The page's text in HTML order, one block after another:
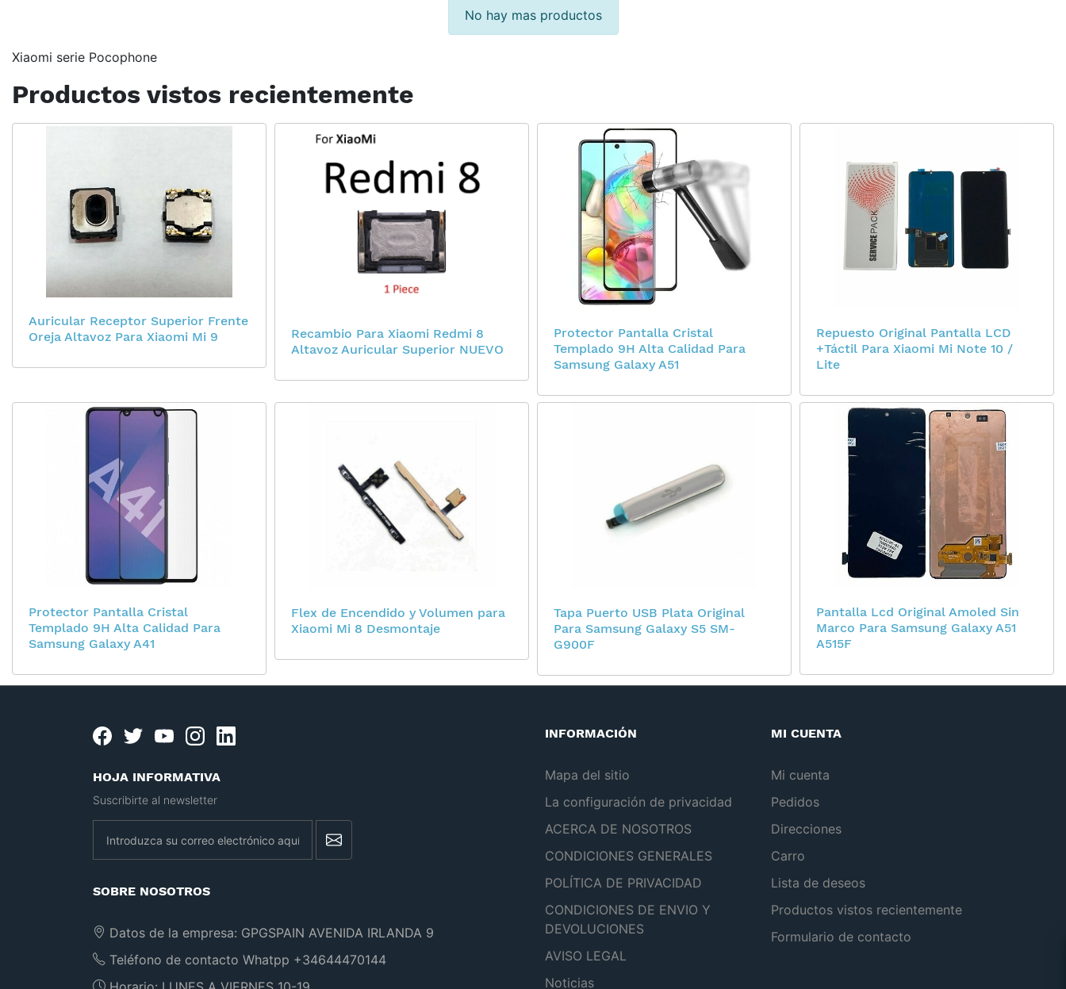
No hay mas productos
Xiaomi serie Pocophone
Productos vistos recientemente
Auricular Receptor Superior Frente
Oreja Altavoz Para Xiaomi Mi 9
Recambio Para Xiaomi Redmi 8
Altavoz Auricular Superior NUEVO
Protector Pantalla Cristal
Templado 9H Alta Calidad Para
Samsung Galaxy A51
Repuesto Original Pantalla LCD
+Táctil Para Xiaomi Mi Note 10 /
Lite
Protector Pantalla Cristal
Templado 9H Alta Calidad Para
Samsung Galaxy A41
Flex de Encendido y Volumen para
Xiaomi Mi 8 Desmontaje
Tapa Puerto USB Plata Original
Para Samsung Galaxy S5 SM-
G900F
Pantalla Lcd Original Amoled Sin
Marco Para Samsung Galaxy A51
A515F
Facebook
twitteryoutubeinstagram
HOJA INFORMATIVA
Suscribirte al newsletter
SOBRE NOSOTROS
Datos de la empresa: GPGSPAIN AVENIDA IRLANDA 9
Teléfono de contacto Whatpp +34644470144
INFORMACIÓN
Mapa del sitio
La configuración de privacidad
ACERCA DE NOSOTROS
CONDICIONES GENERALES
POLÍTICA DE PRIVACIDAD
CONDICIONES DE ENVIO Y
DEVOLUCIONES
AVISO LEGAL
Noticias
MI CUENTA
Mi cuenta
Pedidos
Direcciones
Carro
Lista de deseos
Productos vistos recientemente
Formulario de contacto